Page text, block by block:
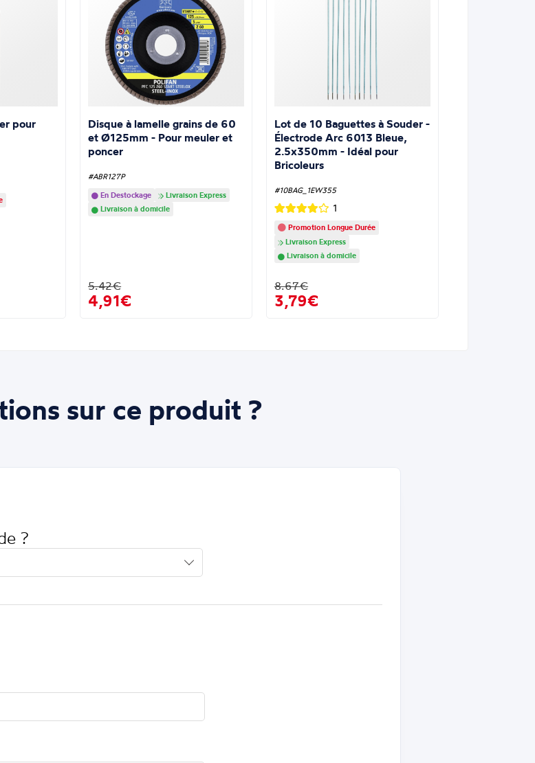
pour
Disque à lamelle grains de 60
et Ø125mm - Pour meuler et
poncer
#ABR127P
En Destockage
Livraison Express
Livraison à domicile
5.42€
4,91€
Lot de 10 Baguettes à Souder -
Électrode Arc 6013 Bleue,
2.5x350mm - Idéal pour
Bricoleurs
#10BAG_1EW355
1
Promotion Longue Durée
Livraison Express
Livraison à domicile
8.67€
3,79€
sur ce produit ?
?